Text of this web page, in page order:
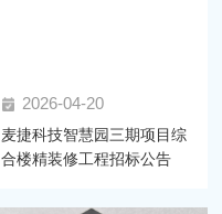
2026-04-20
麦捷科技智慧园三期项目综
合楼精装修工程招标公告